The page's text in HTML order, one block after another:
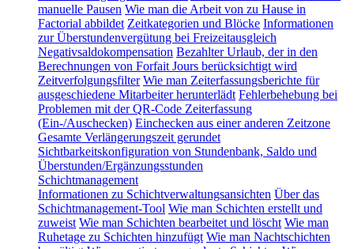
manuelle Pausen Wie man die Arbeit von zu Hause in
Factorial abbildet Zeitkategorien und Blöcke Informationen
zur Überstundenvergütung bei Freizeitausgleich
Negativsaldokompensation Bezahlter Urlaub, der in den
Berechnungen von Forfait Jours berücksichtigt wird
Zeitverfolgungsfilter Wie man Zeiterfassungsberichte für
ausgeschiedene Mitarbeiter herunterlädt Fehlerbehebung bei
Problemen mit der QR-Code Zeiterfassung
(Ein-/Auschecken) Einchecken aus einer anderen Zeitzone
Gesamte Verlängerungszeit gerundet
Sichtbarkeitskonfiguration von Stundenbank, Saldo und
Überstunden/Ergänzungsstunden
Schichtmanagement
Informationen zu Schichtverwaltungsansichten Über das
Schichtmanagement-Tool Wie man Schichten erstellt und
zuweist Wie man Schichten bearbeitet und löscht Wie man
Ruhetage zu Schichten hinzufügt Wie man Nachtschichten